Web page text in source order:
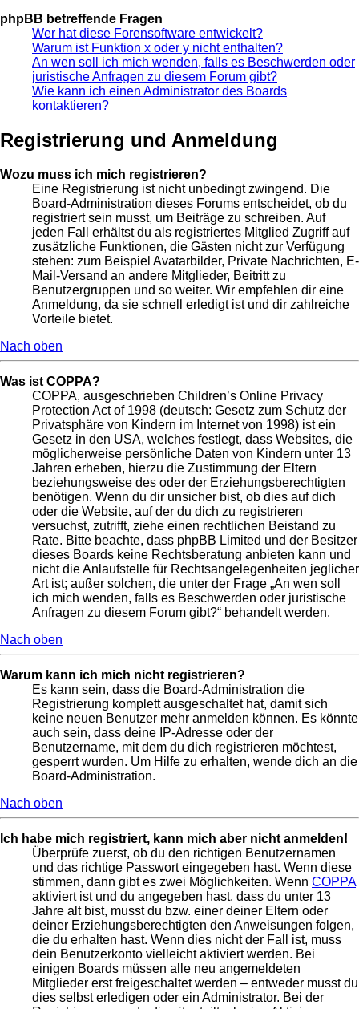
phpBB betreffende Fragen
Wer hat diese Forensoftware entwickelt?
Warum ist Funktion x oder y nicht enthalten?
An wen soll ich mich wenden, falls es Beschwerden oder
juristische Anfragen zu diesem Forum gibt?
Wie kann ich einen Administrator des Boards
kontaktieren?
Registrierung und Anmeldung
Wozu muss ich mich registrieren?
Eine Registrierung ist nicht unbedingt zwingend. Die
Board-Administration dieses Forums entscheidet, ob du
registriert sein musst, um Beiträge zu schreiben. Auf
jeden Fall erhältst du als registriertes Mitglied Zugriff auf
zusätzliche Funktionen, die Gästen nicht zur Verfügung
stehen: zum Beispiel Avatarbilder, Private Nachrichten, E-
Mail-Versand an andere Mitglieder, Beitritt zu
Benutzergruppen und so weiter. Wir empfehlen dir eine
Anmeldung, da sie schnell erledigt ist und dir zahlreiche
Vorteile bietet.
Nach oben
Was ist COPPA?
COPPA, ausgeschrieben Children’s Online Privacy
Protection Act of 1998 (deutsch: Gesetz zum Schutz der
Privatsphäre von Kindern im Internet von 1998) ist ein
Gesetz in den USA, welches festlegt, dass Websites, die
möglicherweise persönliche Daten von Kindern unter 13
Jahren erheben, hierzu die Zustimmung der Eltern
beziehungsweise des oder der Erziehungsberechtigten
benötigen. Wenn du dir unsicher bist, ob dies auf dich
oder die Website, auf der du dich zu registrieren
versuchst, zutrifft, ziehe einen rechtlichen Beistand zu
Rate. Bitte beachte, dass phpBB Limited und der Besitzer
dieses Boards keine Rechtsberatung anbieten kann und
nicht die Anlaufstelle für Rechtsangelegenheiten jeglicher
Art ist; außer solchen, die unter der Frage „An wen soll
ich mich wenden, falls es Beschwerden oder juristische
Anfragen zu diesem Forum gibt?“ behandelt werden.
Nach oben
Warum kann ich mich nicht registrieren?
Es kann sein, dass die Board-Administration die
Registrierung komplett ausgeschaltet hat, damit sich
keine neuen Benutzer mehr anmelden können. Es könnte
auch sein, dass deine IP-Adresse oder der
Benutzername, mit dem du dich registrieren möchtest,
gesperrt wurden. Um Hilfe zu erhalten, wende dich an die
Board-Administration.
Nach oben
Ich habe mich registriert, kann mich aber nicht anmelden!
Überprüfe zuerst, ob du den richtigen Benutzernamen
und das richtige Passwort eingegeben hast. Wenn diese
stimmen, dann gibt es zwei Möglichkeiten. Wenn COPPA
aktiviert ist und du angegeben hast, dass du unter 13
Jahre alt bist, musst du bzw. einer deiner Eltern oder
deiner Erziehungsberechtigten den Anweisungen folgen,
die du erhalten hast. Wenn dies nicht der Fall ist, muss
dein Benutzerkonto vielleicht aktiviert werden. Bei
einigen Boards müssen alle neu angemeldeten
Mitglieder erst freigeschaltet werden – entweder musst du
dies selbst erledigen oder ein Administrator. Bei der